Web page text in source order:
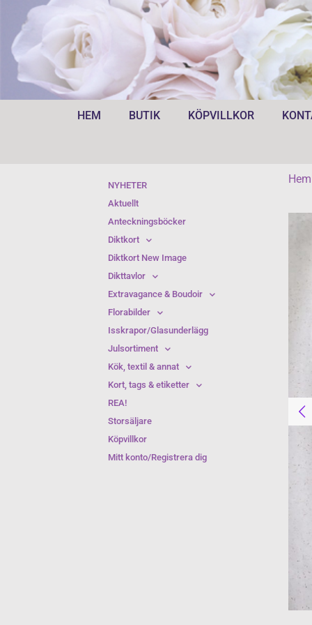
HEM BUTIK KÖPVILLKOR
Hem
NYHETER
Aktuellt
Anteckningsböcker
Diktkort
Diktkort New Image
Dikttavlor
Extravagance & Boudoir
Florabilder
Isskrapor/Glasunderlägg
Julsortiment
Kök, textil & annat
Kort, tags & etiketter
REA!
Storsäljare
Köpvillkor
Mitt konto/Registrera dig